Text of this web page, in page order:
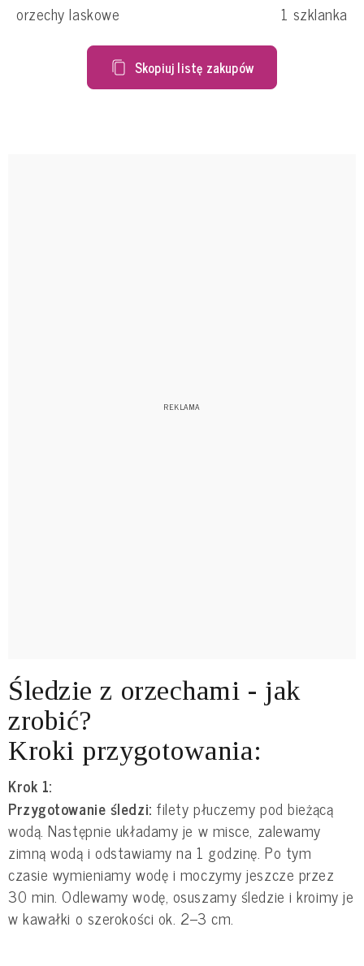
orzechy laskowe
1 szklanka
Skopiuj listę zakupów
Śledzie z orzechami - jak
zrobić?
Kroki przygotowania:
Krok 1:
Przygotowanie śledzi: filety płuczemy pod bieżącą
wodą. Następnie układamy je w misce, zalewamy
zimną wodą i odstawiamy na 1 godzinę. Po tym
czasie wymieniamy wodę i moczymy jeszcze przez
30 min. Odlewamy wodę, osuszamy śledzie i kroimy je
w kawałki o szerokości ok. 2–3 cm.